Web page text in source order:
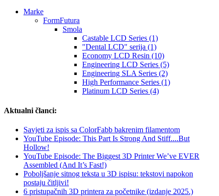
Marke
FormFutura
Smola
Castable LCD Series (1)
"Dental LCD" serija (1)
Economy LCD Resin (10)
Engineering LCD Series (5)
Engineering SLA Series (2)
High Performance Series (1)
Platinum LCD Series (4)
Aktualni članci:
Savjeti za ispis sa ColorFabb bakrenim filamentom
YouTube Episode: This Part Is Strong And Stiff....But
Hollow!
YouTube Episode: The Biggest 3D Printer We’ve EVER
Assembled (And It’s Fast!)
Poboljšanje sitnog teksta u 3D ispisu: tekstovi napokon
postaju čitljivi!
6 pristupačnih 3D printera za početnike (izdanje 2025.)